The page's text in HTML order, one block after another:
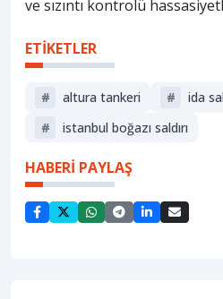
ve sızıntı kontrolü
ETİKETLER
# altura tankeri # ida
#
istanbul boğazı saldırı
HABERİ PAYLAŞ